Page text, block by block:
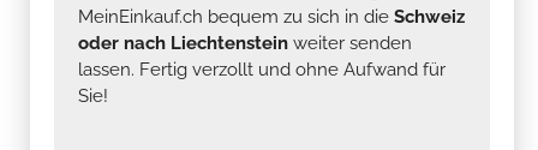
MeinEinkauf.ch bequem zu sich in die Schweiz
oder nach Liechtenstein weiter senden
lassen. Fertig verzollt und ohne Aufwand für
Sie!